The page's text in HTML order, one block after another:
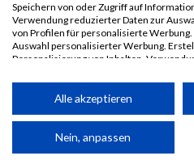
Speichern von oder Zugriff auf
Verwendung reduzierter Daten zur
von Profilen für personalisierte
Auswahl personalisierter Werbung.
Personalisierung von Inhalten.
Performance von Inhalten. Analyse von
Kombinationen von Daten aus
von Inhalten.
Daten können außerhalb der
Alle akzeptieren
Nein, anpassen